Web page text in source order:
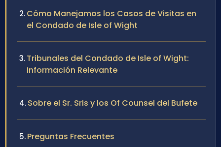
Cómo Manejamos los Casos de Visitas en
el Condado de Isle of Wight
Tribunales del Condado de Isle of Wight:
Información Relevante
Sobre el Sr. Sris y los Of Counsel del Bufete
Preguntas Frecuentes